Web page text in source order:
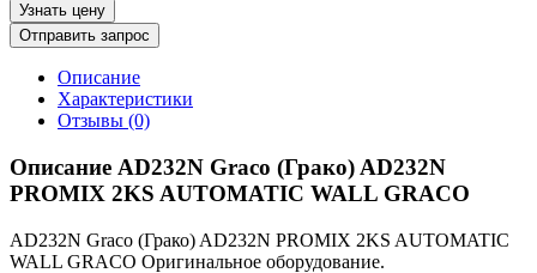
Узнать цену
Отправить запрос
Описание
Характеристики
Отзывы (0)
Описание AD232N Graco (Грако) AD232N
PROMIX 2KS AUTOMATIC WALL GRACO
AD232N Graco (Грако) AD232N PROMIX 2KS AUTOMATIC
WALL GRACO Оригинальное оборудование.